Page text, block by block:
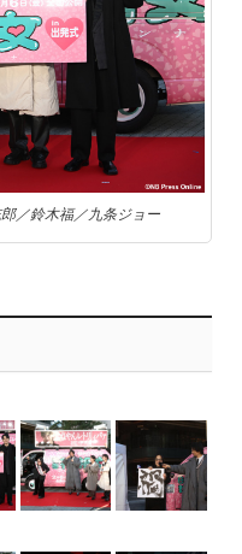
／鈴木福／九条ジョー